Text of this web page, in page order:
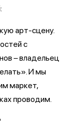
арт-сцену.
с
– владельец
И мы
маркет,
проводим.